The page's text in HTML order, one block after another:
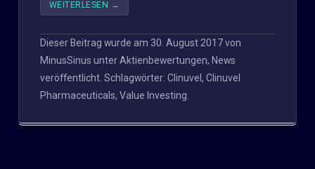
WEITERLESEN →
Dieser Beitrag wurde am 30. August 2017von
MinusSinus unterAktienbewertungen, News
veröffentlicht. Schlagwörter: Clinuvel , Clinuvel
Pharmaceuticals, Value Investing